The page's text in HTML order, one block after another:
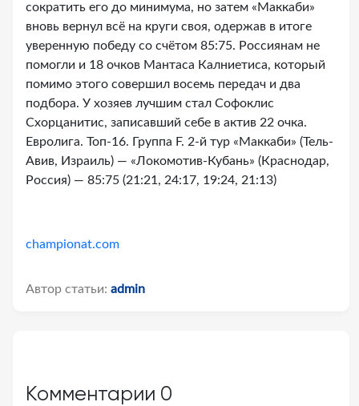
сократить его до минимума, но затем «Маккаби»
вновь вернул всё на круги своя, одержав в итоге
уверенную победу со счётом 85:75. Россиянам не
помогли и 18 очков Мантаса Калниетиса, который
помимо этого совершил восемь передач и два
подбора. У хозяев лучшим стал Софоклис
Схорцанитис, записавший себе в актив 22 очка.
Евролига. Топ-16. Группа F. 2-й тур «Маккаби» (Тель-
Авив, Израиль) — «Локомотив-Кубань» (Краснодар,
Россия) — 85:75 (21:21, 24:17, 19:24, 21:13)
championat.com
Автор статьи: admin
Комментарии 0